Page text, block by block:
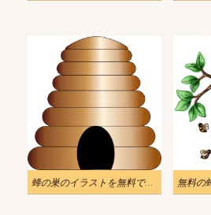
蜂の巣のイラストを無料でダウンロード